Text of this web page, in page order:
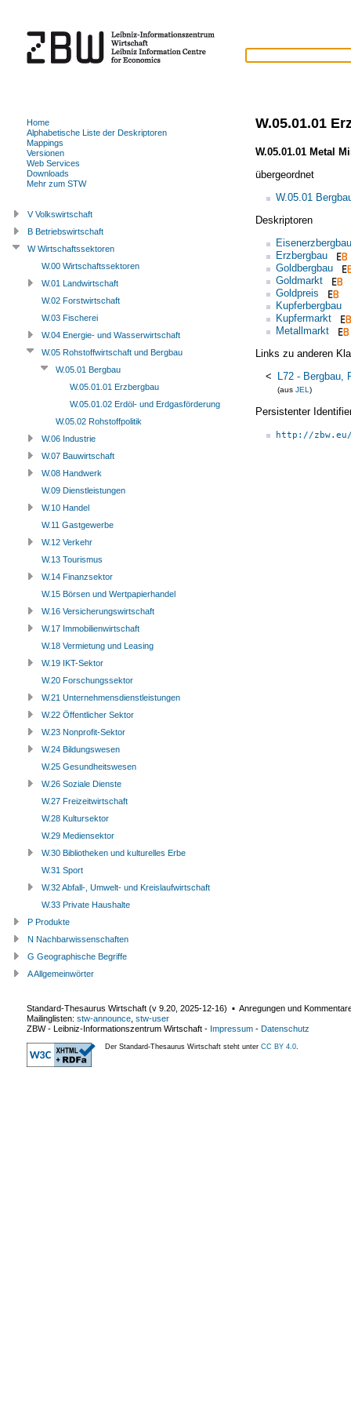
W.05.01.01
W.05.01.01 Metal
übergeordnet
W.05.01
Deskriptoren
Eisenerzbergbau
Erzbergbau
Goldbergbau
Goldmarkt
Goldpreis
Kupferbergbau
Kupfermarkt
Metallmarkt
Links zu anderen
< L72 - Bergbau,
(aus JEL )
Persistenter
http://
Home
Alphabetische Liste der Deskriptoren
Mappings
Versionen
Web Services
Downloads
Mehr zum STW
V Volkswirtschaft
B Betriebswirtschaft
W Wirtschaftssektoren
W.00 Wirtschaftssektoren
W.01 Landwirtschaft
W.02 Forstwirtschaft
W.03 Fischerei
W.04 Energie- und Wasserwirtschaft
W.05 Rohstoffwirtschaft und Bergbau
W.05.01 Bergbau
W.05.01.01 Erzbergbau
W.05.01.02 Erdöl- und Erdgasförderung
W.05.02 Rohstoffpolitik
W.06 Industrie
W.07 Bauwirtschaft
W.08 Handwerk
W.09 Dienstleistungen
W.10 Handel
W.11 Gastgewerbe
W.12 Verkehr
W.13 Tourismus
W.14 Finanzsektor
W.15 Börsen und Wertpapierhandel
W.16 Versicherungswirtschaft
W.17 Immobilienwirtschaft
W.18 Vermietung und Leasing
W.19 IKT-Sektor
W.20 Forschungssektor
W.21 Unternehmensdienstleistungen
W.22 Öffentlicher Sektor
W.23 Nonprofit-Sektor
W.24 Bildungswesen
W.25 Gesundheitswesen
W.26 Soziale Dienste
W.27 Freizeitwirtschaft
W.28 Kultursektor
W.29 Mediensektor
W.30 Bibliotheken und kulturelles Erbe
W.31 Sport
W.32 Abfall-, Umwelt- und Kreislaufwirtschaft
W.33 Private Haushalte
P Produkte
N Nachbarwissenschaften
G Geographische Begriffe
A Allgemeinwörter
Standard-Thesaurus Wirtschaft (v 9.20 2025-12-16) ▪ Anregungen und
Mailinglisten: stw-announce stw-user
ZBW - Leibniz-Informationszentrum Wirtschaft - Impressum - Datenschutz
Der Standard-Thesaurus Wirtschaft steht unter CC BY 4.0